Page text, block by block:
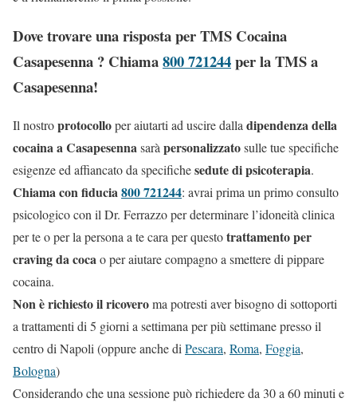
Dove trovare una risposta per TMS Cocaina
Casapesenna ? Chiama800 721244per la TMS a
Casapesenna!
Il nostroprotocolloper aiutarti ad uscire dalladipendenza della
cocaina a Casapesennasaràpersonalizzatosulle tue specifiche
esigenze ed affiancato da specifichesedute di psicoterapia.
Chiama con fiducia800 721244: avrai prima un primo consulto
psicologico con il Dr. Ferrazzo per determinare l’idoneità clinica
per te o per la persona a te cara per questotrattamento per
craving da cocao per aiutare compagno a smettere di pippare
cocaina.
Non è richiesto il ricoveroma potresti aver bisogno di sottoporti
a trattamenti di 5 giorni a settimana per più settimane presso il
centro di Napoli (oppure anche diPescara, Roma, Foggia,
Bologna)
Considerando che una sessione può richiedere da 30 a 60 minuti e